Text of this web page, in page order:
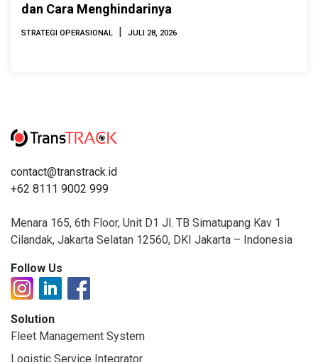
dan Cara Menghindarinya
STRATEGI OPERASIONAL | JULI 28, 2026
contact@transtrack.id
+62 8111 9002 999
Menara 165, 6th Floor, Unit D1 Jl. TB Simatupang Kav 1
Cilandak, Jakarta Selatan 12560, DKI Jakarta – Indonesia
Follow Us
Solution
Fleet Management System
Logistic Service Integrator